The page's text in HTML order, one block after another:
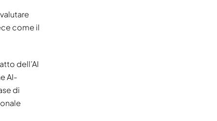
come il
dell’AI
AI-
di